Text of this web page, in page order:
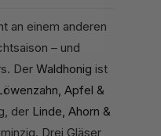
an einem anderen
– und
Der Waldhonig ist
Apfel &
der Linde, Ahorn &
Drei Gläser,